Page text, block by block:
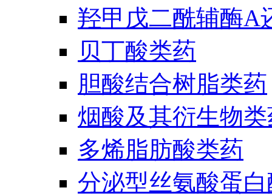
羟甲戊二酰辅酶A
贝丁酸类药
胆酸结合树脂类药
烟酸及其衍生物
多烯脂肪酸类药
分泌型丝氨酸蛋